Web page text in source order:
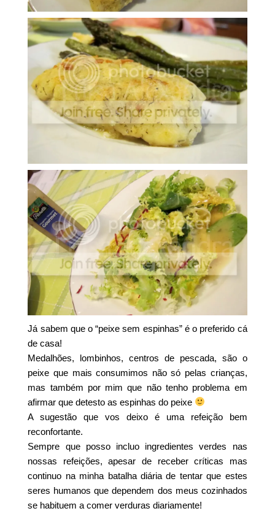
Já sabem que o “peixe sem espinhas” é o preferido cá
de casa!
Medalhões, lombinhos, centros de pescada, são o
peixe que mais consumimos não só pelas crianças,
mas também por mim que não tenho problema em
afirmar que detesto as espinhas do peixe
A sugestão que vos deixo é uma refeição bem
reconfortante.
Sempre que posso incluo ingredientes verdes nas
nossas refeições, apesar de receber críticas mas
continuo na minha batalha diária de tentar que estes
seres humanos que dependem dos meus cozinhados
se habituem a comer verduras diariamente!